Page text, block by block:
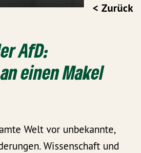
< Zurück
AfD:
einen Makel
Welt vor unbekannte,
Wissenschaft und